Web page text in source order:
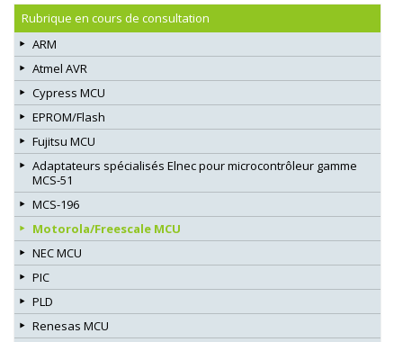
Rubrique en cours de consultation
ARM
Atmel AVR
Cypress MCU
EPROM/Flash
Fujitsu MCU
Adaptateurs spécialisés Elnec pour microcontrôleur gamme
MCS-51
MCS-196
Motorola/Freescale MCU
NEC MCU
PIC
PLD
Renesas MCU